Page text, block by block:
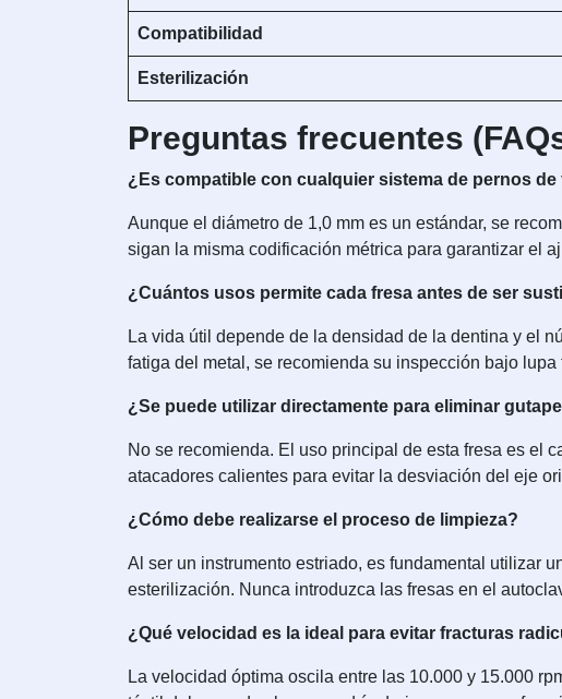
Compatibilidad
Esterilización
Preguntas frecuentes
¿Es compatible con cualquier sistema de pernos de
Aunque el diámetro de 1,0 mm es un estándar, se
sigan la misma codificación métrica para garantizar el
¿Cuántos usos permite cada fresa antes de ser
La vida útil depende de la densidad de la dentina y el
fatiga del metal, se recomienda su inspección bajo
¿Se puede utilizar directamente para eliminar
No se recomienda. El uso principal de esta fresa es el
atacadores calientes para evitar la desviación del eje
¿Cómo debe realizarse el proceso de limpieza?
Al ser un instrumento estriado, es fundamental utilizar
esterilización. Nunca introduzca las fresas en el
¿Qué velocidad es la ideal para evitar fracturas
La velocidad óptima oscila entre las 10.000 y 15.000